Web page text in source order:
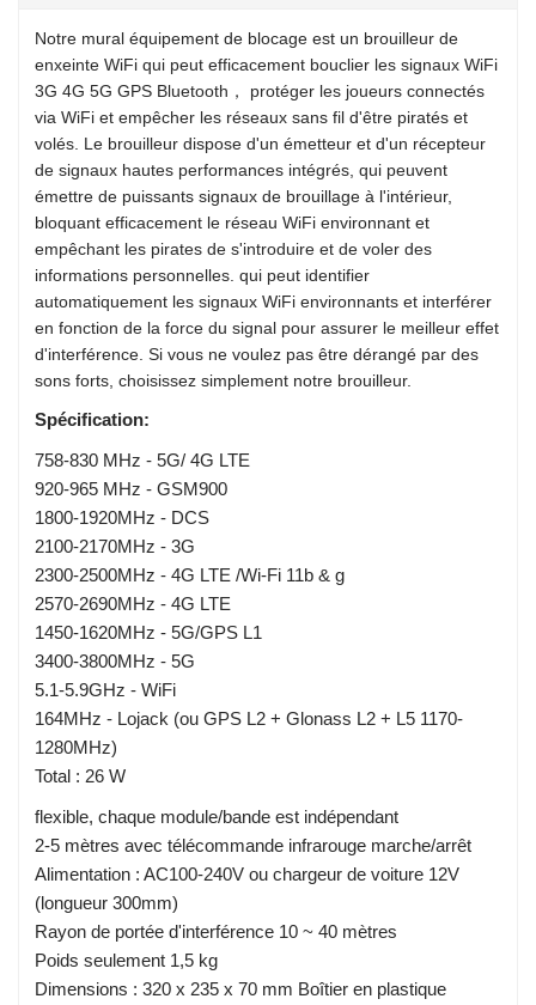
Notre mural équipement de blocage est un brouilleur de
enxeinte WiFi qui peut efficacement bouclier les signaux WiFi
3G 4G 5G GPS Bluetooth， protéger les joueurs connectés
via WiFi et empêcher les réseaux sans fil d'être piratés et
volés. Le brouilleur dispose d'un émetteur et d'un récepteur
de signaux hautes performances intégrés, qui peuvent
émettre de puissants signaux de brouillage à l'intérieur,
bloquant efficacement le réseau WiFi environnant et
empêchant les pirates de s'introduire et de voler des
informations personnelles. qui peut identifier
automatiquement les signaux WiFi environnants et interférer
en fonction de la force du signal pour assurer le meilleur effet
d'interférence. Si vous ne voulez pas être dérangé par des
sons forts, choisissez simplement notre brouilleur.
Spécification:
758-830 MHz - 5G/ 4G LTE
920-965 MHz - GSM900
1800-1920MHz - DCS
2100-2170MHz - 3G
2300-2500MHz - 4G LTE /Wi-Fi 11b & g
2570-2690MHz - 4G LTE
1450-1620MHz - 5G/GPS L1
3400-3800MHz - 5G
5.1-5.9GHz - WiFi
164MHz - Lojack (ou GPS L2 + Glonass L2 + L5 1170-
1280MHz)
Total : 26 W
flexible, chaque module/bande est indépendant
2-5 mètres avec télécommande infrarouge marche/arrêt
Alimentation : AC100-240V ou chargeur de voiture 12V
(longueur 300mm)
Rayon de portée d'interférence 10 ~ 40 mètres
Poids seulement 1,5 kg
Dimensions : 320 x 235 x 70 mm Boîtier en plastique